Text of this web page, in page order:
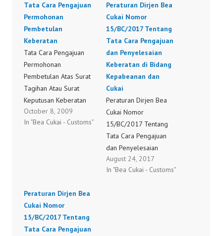
Tata Cara Pengajuan
Permohonan
Pembetulan
Keberatan
Tata Cara Pengajuan
Permohonan
Pembetulan Atas Surat
Tagihan Atau Surat
Keputusan Keberatan
Dan Pengurangan Atau
Penghapusan Atas
October 8, 2009
In "Bea Cukai - Customs"
Peraturan Dirjen Bea
Cukai Nomor
15/BC/2017 Tentang
Tata Cara Pengajuan
dan Penyelesaian
Keberatan di Bidang
Kepabeanan dan
Cukai
Peraturan Dirjen Bea
Cukai Nomor
15/BC/2017 Tentang
Tata Cara Pengajuan
dan Penyelesaian
Keberatan di Bidang
Kepabeanan dan Cukai
August 24, 2017
In "Bea Cukai - Customs"
Peraturan Dirjen Bea
Cukai Nomor
15/BC/2017 Tentang
Tata Cara Pengajuan